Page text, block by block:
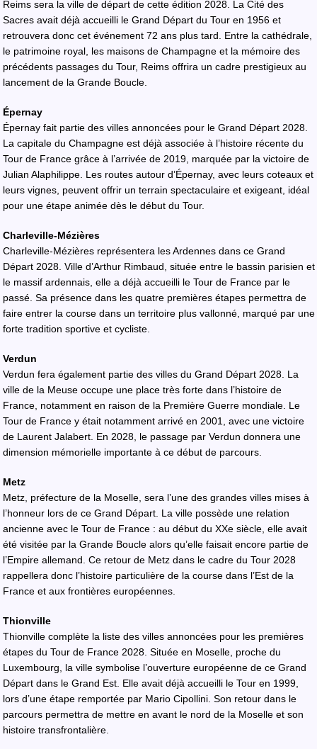
Reims sera la ville de départ de cette édition 2028. La Cité des
Sacres avait déjà accueilli le Grand Départ du Tour en 1956 et
retrouvera donc cet événement 72 ans plus tard. Entre la cathédrale,
le patrimoine royal, les maisons de Champagne et la mémoire des
précédents passages du Tour, Reims offrira un cadre prestigieux au
lancement de la Grande Boucle.
Épernay
Épernay fait partie des villes annoncées pour le Grand Départ 2028.
La capitale du Champagne est déjà associée à l’histoire récente du
Tour de France grâce à l’arrivée de 2019, marquée par la victoire de
Julian Alaphilippe. Les routes autour d’Épernay, avec leurs coteaux et
leurs vignes, peuvent offrir un terrain spectaculaire et exigeant, idéal
pour une étape animée dès le début du Tour.
Charleville-Mézières
Charleville-Mézières représentera les Ardennes dans ce Grand
Départ 2028. Ville d’Arthur Rimbaud, située entre le bassin parisien et
le massif ardennais, elle a déjà accueilli le Tour de France par le
passé. Sa présence dans les quatre premières étapes permettra de
faire entrer la course dans un territoire plus vallonné, marqué par une
forte tradition sportive et cycliste.
Verdun
Verdun fera également partie des villes du Grand Départ 2028. La
ville de la Meuse occupe une place très forte dans l’histoire de
France, notamment en raison de la Première Guerre mondiale. Le
Tour de France y était notamment arrivé en 2001, avec une victoire
de Laurent Jalabert. En 2028, le passage par Verdun donnera une
dimension mémorielle importante à ce début de parcours.
Metz
Metz, préfecture de la Moselle, sera l’une des grandes villes mises à
l’honneur lors de ce Grand Départ. La ville possède une relation
ancienne avec le Tour de France : au début du XXe siècle, elle avait
été visitée par la Grande Boucle alors qu’elle faisait encore partie de
l’Empire allemand. Ce retour de Metz dans le cadre du Tour 2028
rappellera donc l’histoire particulière de la course dans l’Est de la
France et aux frontières européennes.
Thionville
Thionville complète la liste des villes annoncées pour les premières
étapes du Tour de France 2028. Située en Moselle, proche du
Luxembourg, la ville symbolise l’ouverture européenne de ce Grand
Départ dans le Grand Est. Elle avait déjà accueilli le Tour en 1999,
lors d’une étape remportée par Mario Cipollini. Son retour dans le
parcours permettra de mettre en avant le nord de la Moselle et son
histoire transfrontalière.